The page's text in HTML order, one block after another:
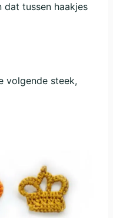
tussen haakjes
volgende steek,